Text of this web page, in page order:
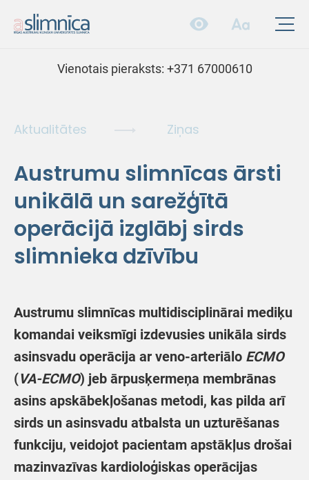
Vienotais pieraksts: +371 67000610
Aktualitātes Ziņas
Austrumu slimnīcas ārsti
unikālā un sarežģītā
operācijā izglābj sirds
slimnieka dzīvību
Austrumu slimnīcas multidisciplinārai mediķu
komandai veiksmīgi izdevusies unikāla sirds
asinsvadu operācija ar veno-arteriālo ECMO
(VA-ECMO) jeb ārpusķermeņa membrānas
asins apskābekļošanas metodi, kas pilda arī
sirds un asinsvadu atbalsta un uzturēšanas
funkciju, veidojot pacientam apstākļus drošai
mazinvazīvas kardioloģiskas operācijas